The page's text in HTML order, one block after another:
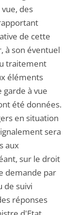
des
de cette
à son éventuel
traitement
éléments
à vue
été données.
en situation
sera
aux
sur le droit
demande par
de suivi
réponses